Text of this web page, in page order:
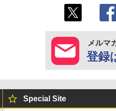
メルマ
登録
Special Site